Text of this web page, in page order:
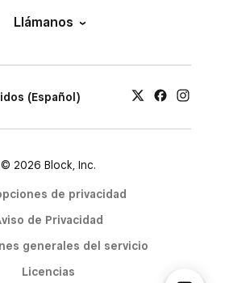
Llámanos
(Español)
© 2026 Block, Inc.
de privacidad
de Privacidad
generales del servicio
Licencias